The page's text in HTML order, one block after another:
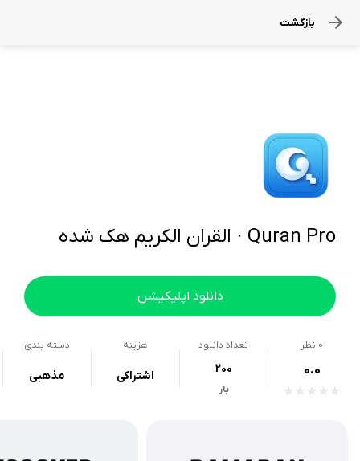
بازگشت
Quran Pro · القران الكريم هک شده
دانلود اپلیکیشن
0 نظر
0.0
تعداد دانلود
200
بار
هزینه
اشتراکی
دسته بندی
مذهبی